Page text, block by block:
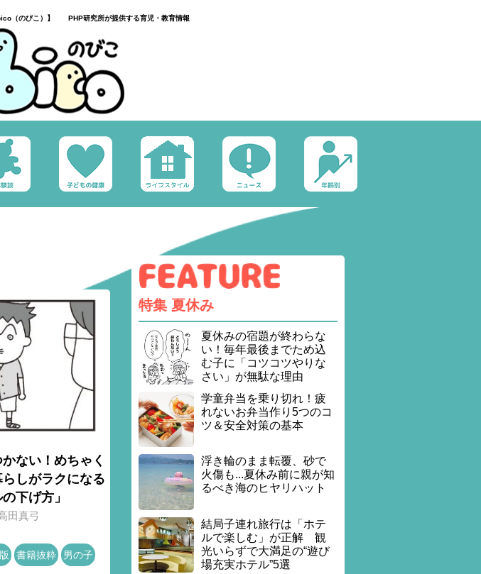
（のびこ）】 PHP研究所が提供する育児・教育情報
ない！めちゃく
しがラクになる
下げ方」
田真弓
書籍抜粋 男の子
特集 夏休み
夏休みの宿題が終わらな
い！毎年最後までため込
む子に「コツコツやりな
さい」が無駄な理由
学童弁当を乗り切れ！疲
れないお弁当作り5つのコ
ツ＆安全対策の基本
浮き輪のまま転覆、砂で
火傷も...夏休み前に親が知
るべき海のヒヤリハット
結局子連れ旅行は「ホテ
ルで楽しむ」が正解 観
光いらずで大満足の“遊び
場充実ホテル”5選